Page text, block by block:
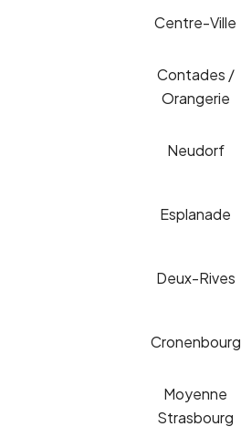
Centre-Ville
Contades /
Orangerie
Neudorf
Esplanade
Deux-Rives
Cronenbourg
Moyenne
Strasbourg